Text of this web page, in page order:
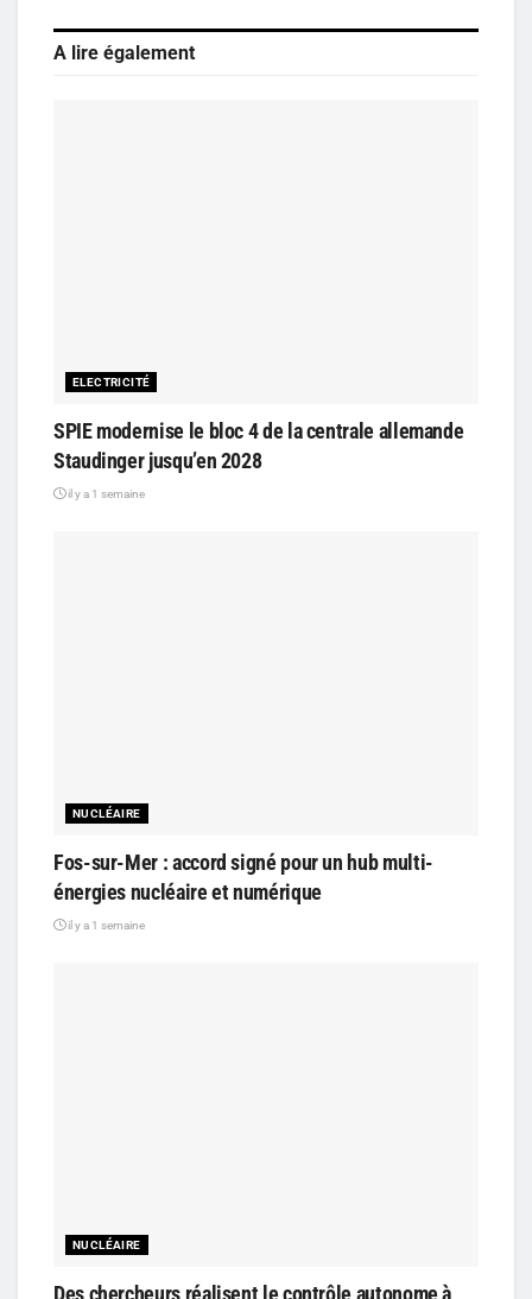
A lire également
ELECTRICITÉ
SPIE modernise le bloc 4 de la centrale allemande
Staudinger jusqu’en 2028
il y a 1 semaine
NUCLÉAIRE
Fos-sur-Mer : accord signé pour un hub multi-
énergies nucléaire et numérique
il y a 1 semaine
NUCLÉAIRE
Des chercheurs réalisent le contrôle autonome à